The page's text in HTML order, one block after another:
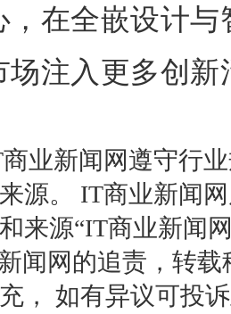
，在全嵌设计
场注入更多创新
业新闻网遵守行
源。 IT商业新闻
来源“IT商业新闻
闻网的追责，转
， 如有异议可投